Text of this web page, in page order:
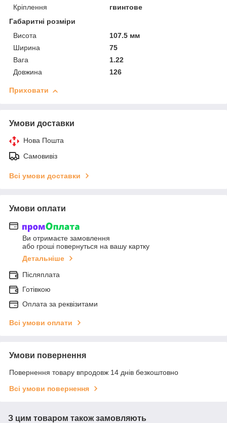
Кріплення
гвинтове
Габаритні розміри
Висота
107.5 мм
Ширина
75
Вага
1.22
Довжина
126
Приховати
Умови доставки
Нова Пошта
Самовивіз
Всі умови доставки
Умови оплати
Ви отримаєте замовлення
або гроші повернуться на вашу картку
Детальніше
Післяплата
Готівкою
Оплата за реквізитами
Всі умови оплати
Умови повернення
Повернення товару впродовж 14 днів безкоштовно
Всі умови повернення
З цим товаром також замовляють